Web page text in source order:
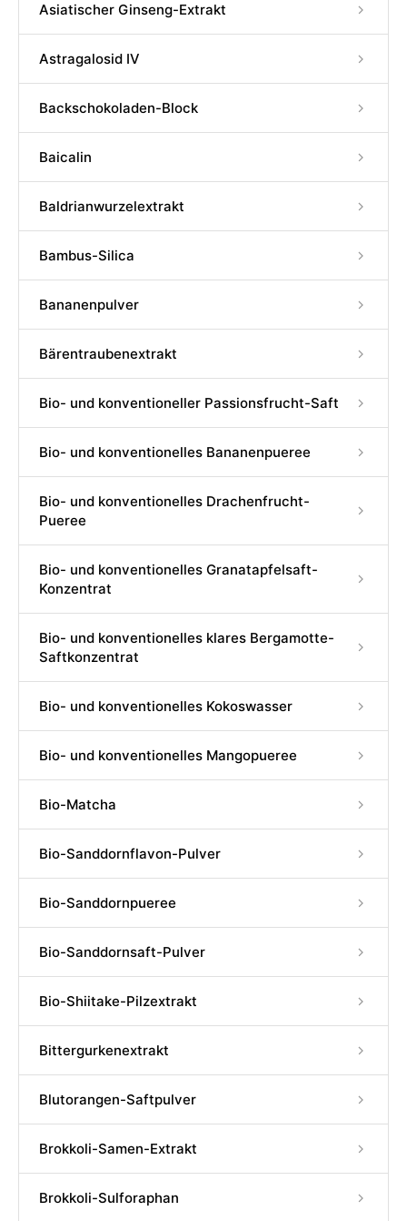
Asiatischer Ginseng-Extrakt
Astragalosid IV
Backschokoladen-Block
Baicalin
Baldrianwurzelextrakt
Bambus-Silica
Bananenpulver
Bärentraubenextrakt
Bio- und konventioneller Passionsfrucht-Saft
Bio- und konventionelles Bananenpueree
Bio- und konventionelles Drachenfrucht-
Pueree
Bio- und konventionelles Granatapfelsaft-
Konzentrat
Bio- und konventionelles klares Bergamotte-
Saftkonzentrat
Bio- und konventionelles Kokoswasser
Bio- und konventionelles Mangopueree
Bio-Matcha
Bio-Sanddornflavon-Pulver
Bio-Sanddornpueree
Bio-Sanddornsaft-Pulver
Bio-Shiitake-Pilzextrakt
Bittergurkenextrakt
Blutorangen-Saftpulver
Brokkoli-Samen-Extrakt
Brokkoli-Sulforaphan